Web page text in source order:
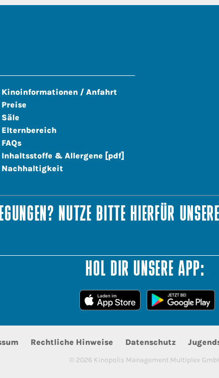
Kinoinformationen / Anfahrt
Preise
Säle
Elternbereich
FAQs
Inhaltsstoffe & Allergene [pdf]
Nachhaltigkeit
NUTZE BITTE HIERFÜR
HOL DIR UNSERE APP:
Rechtliche Hinweise Datenschutz
© 2026 Kinopolis Management Multiplex